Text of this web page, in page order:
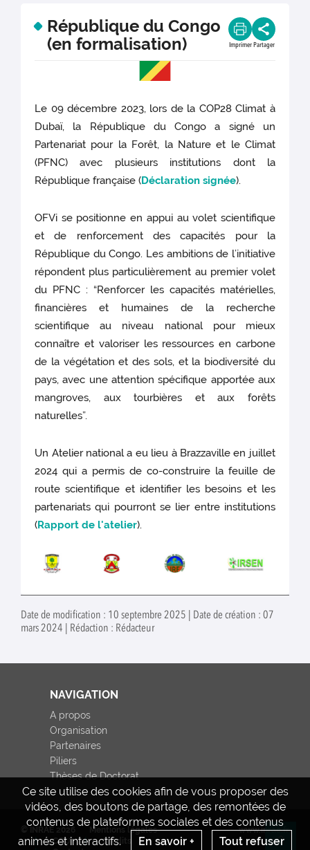
République du Congo
(en formalisation)
Imprimer Partager
Le 09 décembre 2023, lors de la COP28 Climat à
Dubaï, la République du Congo a signé un
Partenariat pour la Forêt, la Nature et le Climat
(PFNC) avec plusieurs institutions dont la
République française (Déclaration signée).
OFVi se positionne en appui au volet scientifique
et de renforcement des capacités pour la
République du Congo. Les ambitions de l’initiative
répondent plus particulièrement au premier volet
du PFNC : “Renforcer les capacités matérielles,
financières et humaines de la recherche
scientifique au niveau national pour mieux
connaître et valoriser les ressources en carbone
de la végétation et des sols, et la biodiversité du
pays, avec une attention spécifique apportée aux
mangroves, aux tourbières et aux forêts
naturelles”.
Un Atelier national a eu lieu à Brazzaville en juillet
2024 qui a permis de co-construire la feuille de
route scientifique et identifier les besoins et les
partenariats qui pourront se lier entre institutions
(Rapport de l'atelier).
Date de modification : 10 septembre 2025 | Date de création : 07
mars 2024 | Rédaction : Rédacteur
Ce site utilise des cookies afin de vous proposer des
vidéos, des boutons de partage, des remontées de
contenus de plateformes sociales et des contenus
animés et interactifs.
En savoir + Tout refuser
NAVIGATION
A propos
Organisation
Partenaires
Piliers
Thèses de Doctorat
Mentions légales
CGU
Crédits
www.inrae.fr